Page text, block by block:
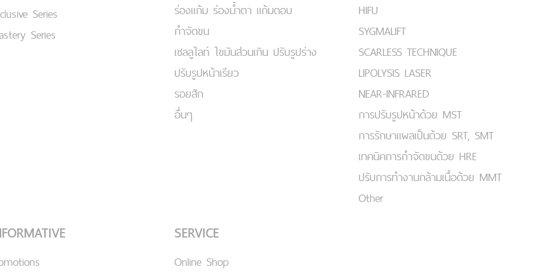
Series
Series
ร่องแก้ม ร่องน้ำตา แก้มตอบ
กำจัดขน
เชลลูไลท์ ไขมันส่วนเกิน ปรับรูปร่าง
ปรับรูปหน้าเรียว
รอยสัก
อื่นๆ
HIFU
SYGMALIFT
SCARLESS TECHNIQUE
LIPOLYSIS LASER
NEAR-INFRARED
การปรับรูปหน้าด้วย MST
การรักษาแผลเป็นด้วย SRT, SMT
เทคนิคการกำจัดขนด้วย HRE
ปรับการทำงานกล้ามเนื้อด้วย MMT
Other
SERVICE
Online Shop